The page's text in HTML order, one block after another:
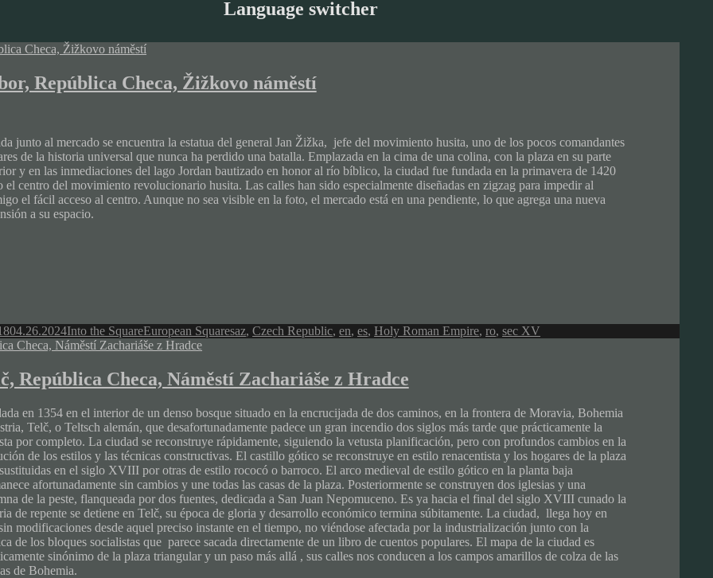
Language switcher
República Checa, Žižkovo náměstí
junto al mercado se encuentra la estatua del general Jan Žižka, jefe del movimiento husita, uno de los pocos comandantes
de la historia universal que nunca ha perdido una batalla. Emplazada en la cima de una colina, con la plaza en su parte
y en las inmediaciones del lago Jordan bautizado en honor al río bíblico, la ciudad fue fundada en la primavera de 1420
el centro del movimiento revolucionario husita. Las calles han sido especialmente diseñadas en zigzag para impedir al
el fácil acceso al centro. Aunque no sea visible en la foto, el mercado está en una pendiente, lo que agrega una nueva
a su espacio.
04.26.2024Author
Into the SquareCategories
European SquaresTags
az,Czech Republic,en,es,Holy Roman Empire,ro,sec XV
República Checa, Náměstí Zachariáše z Hradce
en 1354 en el interior de un denso bosque situado en la encrucijada de dos caminos, en la frontera de Moravia, Bohemia
Telč, o Teltsch alemán, que desafortunadamente padece un gran incendio dos siglos más tarde que prácticamente la
por completo. La ciudad se reconstruye rápidamente, siguiendo la vetusta planificación, pero con profundos cambios en la
de los estilos y las técnicas constructivas. El castillo gótico se reconstruye en estilo renacentista y los hogares de la plaza
en el siglo XVIII por otras de estilo rococó o barroco. El arco medieval de estilo gótico en la planta baja
afortunadamente sin cambios y une todas las casas de la plaza. Posteriormente se construyen dos iglesias y una
de la peste, flanqueada por dos fuentes, dedicada a San Juan Nepomuceno. Es ya hacia el final del siglo XVIII cunado la
de repente se detiene en Telč, su época de gloria y desarrollo económico termina súbitamente. La ciudad, llega hoy en
modificaciones desde aquel preciso instante en el tiempo, no viéndose afectada por la industrialización junto con la
de los bloques socialistas que parece sacada directamente de un libro de cuentos populares. El mapa de la ciudad es
sinónimo de la plaza triangular y un paso más allá , sus calles nos conducen a los campos amarillos de colza de las
de Bohemia.